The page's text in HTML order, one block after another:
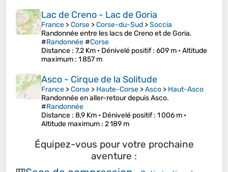
Lac de Creno - Lac de Goria
France >Corse >Corse-du-Sud >Soccia
Randonnée entre les lacs de Creno et de Goria.
#Randonnée#Corse
Distance : 7,2 Km • Dénivelé positif: 609 m •Altitude
maximum : 1 857 m
Asco - Cirque de la Solitude
France >Corse > Haute-Corse >Asco > Haut-Asco
Randonnée en aller-retour depuis Asco.
#Randonnée
Distance : 8,9 Km • Dénivelé positif: 1 006 m •
Altitude maximum : 2 189 m
Équipez-vous pour votre prochaine
aventure :